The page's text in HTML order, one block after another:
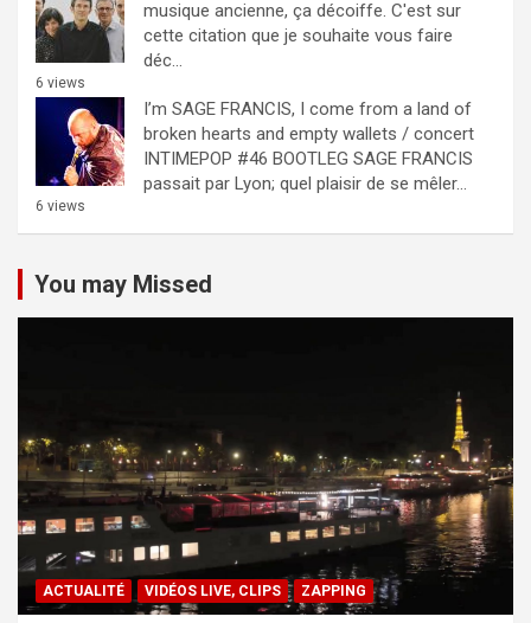
musique ancienne, ça décoiffe. C'est sur
cette citation que je souhaite vous faire
déc...
6 views
I’m SAGE FRANCIS, I come from a land of
broken hearts and empty wallets / concert
INTIMEPOP #46 BOOTLEG SAGE FRANCIS
passait par Lyon; quel plaisir de se mêler...
6 views
You may Missed
ACTUALITÉ VIDÉOS LIVE, CLIPS ZAPPING